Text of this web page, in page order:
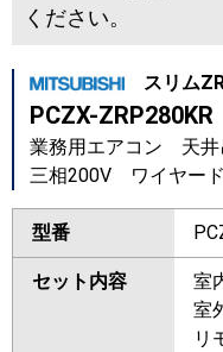
ください。
スリム
PCZX-ZRP280KR
業務用エアコン 天
三相200V ワイヤー
型番
セット内容
室
室
リ